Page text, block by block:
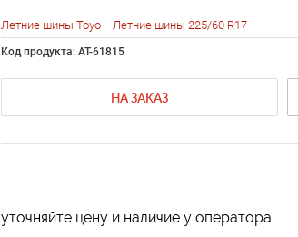
Летние шины Toyo Летние шины 225/60 R17
Код продукта: AT-61815
НА ЗАКАЗ
уточняйте цену и наличие у оператора